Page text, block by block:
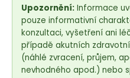
Upozornění: Informace
pouze informativní
konzultaci, vyšetření ani
případě akutních
(náhlé zvracení, průjem,
nevhodného apod.) nebo